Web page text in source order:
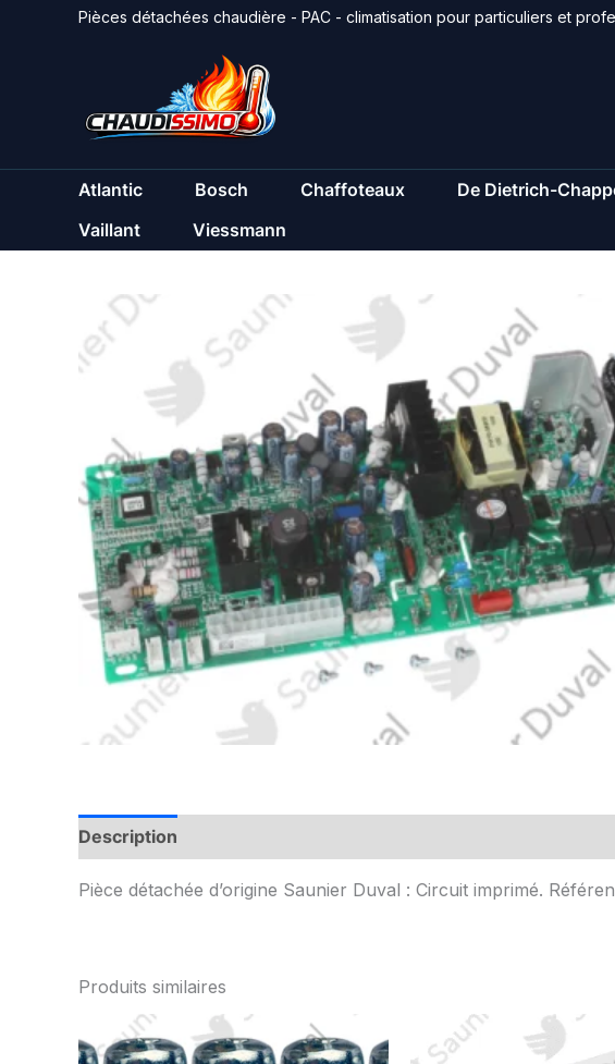
Pièces détachées chaudière - PAC - climatisation pour particuliers et
Atlantic Bosch Chaffoteaux De Dietrich-
Vaillant
Viessmann
Description
Pièce détachée d’origine Saunier Duval : Circuit imprimé.
Produits similaires